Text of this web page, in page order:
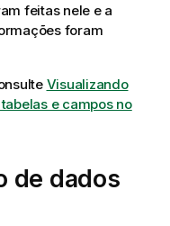
feitas nele e a
foram
Visualizando
e campos no
de dados